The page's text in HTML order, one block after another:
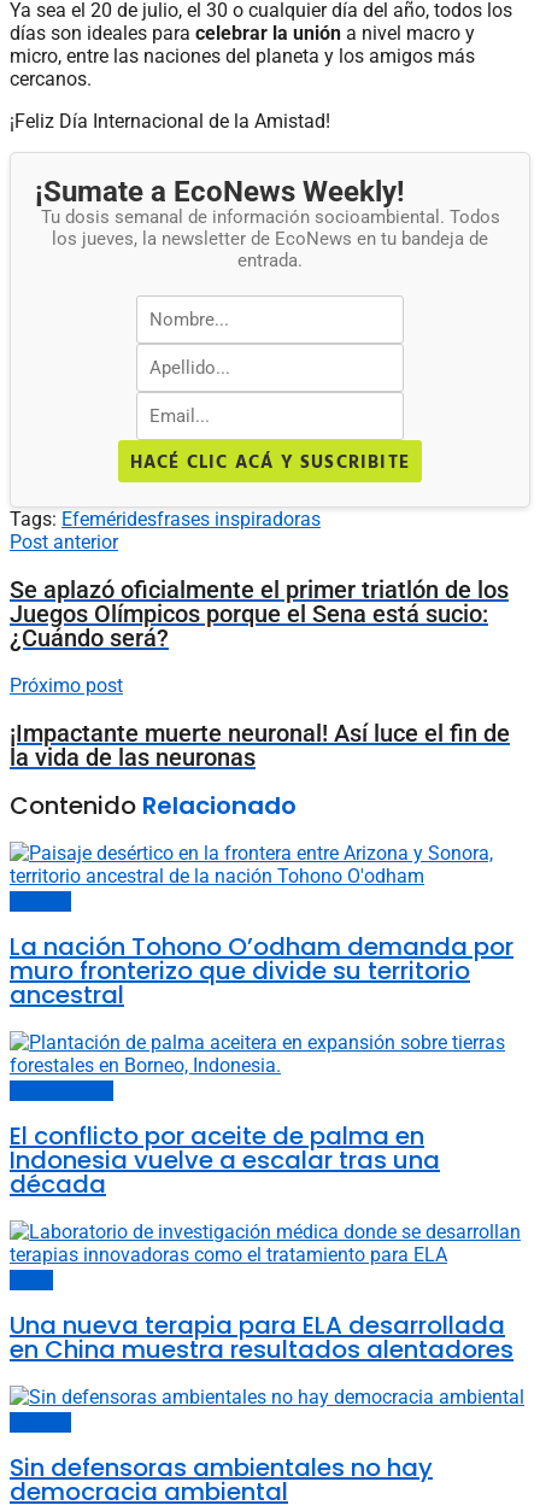
Ya sea el 20 de julio, el 30 o cualquier día del año, todos los
días son ideales para celebrar la unión a nivel macro y
micro, entre las naciones del planeta y los amigos más
cercanos.
¡Feliz Día Internacional de la Amistad!
¡Sumate a EcoNews Weekly!
Tu dosis semanal de información socioambiental. Todos
los jueves, la newsletter de EcoNews en tu bandeja de
entrada.
HACÉ CLIC ACÁ Y SUSCRIBITE
Tags: Efeméridesfrases inspiradoras
Post anterior
Se aplazó oficialmente el primer triatlón de los
Juegos Olímpicos porque el Sena está sucio:
¿Cuándo será?
Próximo post
¡Impactante muerte neuronal! Así luce el fin de
la vida de las neuronas
Contenido Relacionado
La nación Tohono O’odham demanda por
muro fronterizo que divide su territorio
ancestral
El conflicto por aceite de palma en
Indonesia vuelve a escalar tras una
década
Una nueva terapia para ELA desarrollada
en China muestra resultados alentadores
Sin defensoras ambientales no hay
democracia ambiental